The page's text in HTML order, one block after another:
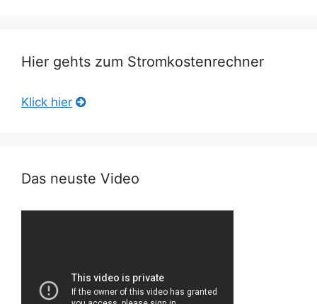
Hier gehts zum Stromkostenrechner
Klick hier
Das neuste Video